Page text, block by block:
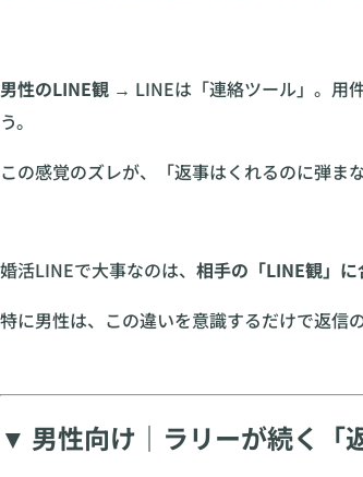
男性のLINE観 → LINEは「連絡ツール」。用
う。
この感覚のズレが、「返事はくれるのに弾ま
婚活LINEで大事なのは、 相手の「LINE観」
特に男性は、この違いを意識するだけで返信
▼ 男性向け｜ラリーが続く「